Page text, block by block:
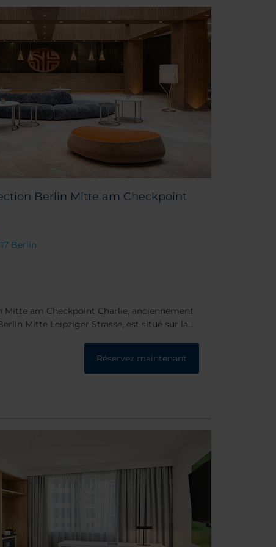
Berlin Mitte am Checkpoint
Berlin
Mitte am Checkpoint Charlie, anciennement
Mitte Leipziger Strasse, est situé sur la
Friedrichstrasse, et des enseignes telles
Réservez maintenant